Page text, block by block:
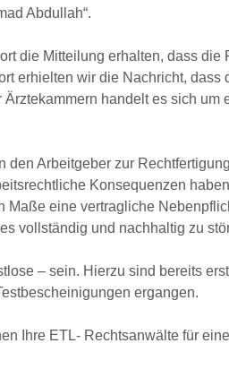
Abdullah“.
die Mitteilung erhalten, dass die
erhielten wir die Nachricht, dass
handelt es sich um
Arbeitgeber zur
Konsequenzen
Maße eine vertragliche
vollständig und nachhaltig zu
– sein. Hierzu sind bereits
ergangen.
Ihre ETL- Rechtsanwälte für